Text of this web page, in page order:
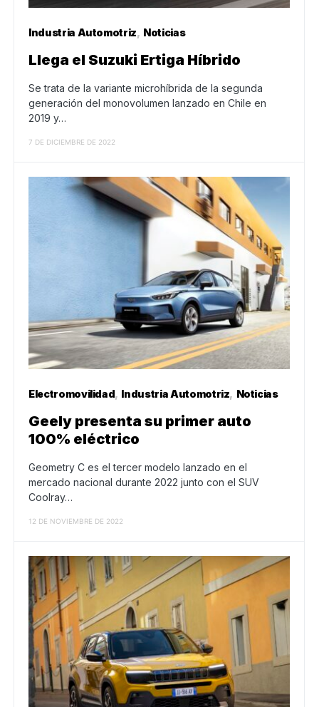
Industria Automotriz Noticias
Llega el Suzuki Ertiga Híbrido
Se trata de la variante microhíbrida de la segunda
generación del monovolumen lanzado en Chile en
2019 y…
7 DE DICIEMBRE DE 2022
Electromovilidad Industria Automotriz Noticias
Geely presenta su primer auto
100% eléctrico
Geometry C es el tercer modelo lanzado en el
mercado nacional durante 2022 junto con el SUV
Coolray…
12 DE NOVIEMBRE DE 2022